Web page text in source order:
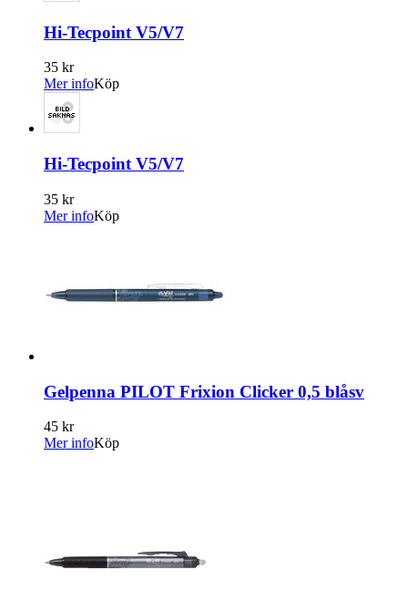
Hi-Tecpoint V5/V7
35 kr
Mer infoKöp
Hi-Tecpoint V5/V7
35 kr
Mer infoKöp
Gelpenna PILOT Frixion Clicker 0,5 blåsv
45 kr
Mer infoKöp